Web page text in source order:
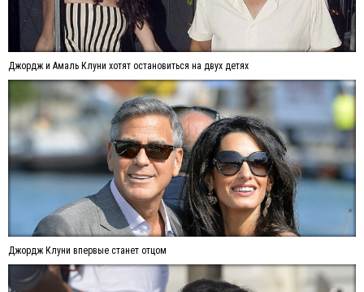
Джордж и Амаль Клуни хотят остановиться на двух детях
Джордж Клуни впервые станет отцом